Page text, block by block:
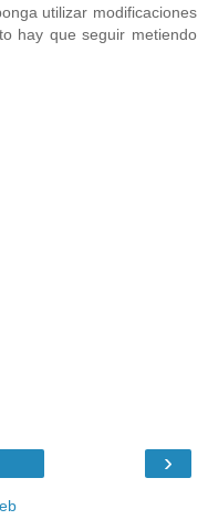
utilizar modificaciones
hay que seguir metiendo
›